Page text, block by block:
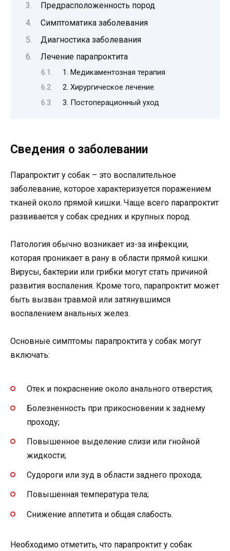
Предрасположенность пород
Симптоматика заболевания
Диагностика заболевания
Лечение парапроктита
1. Медикаментозная терапия
2. Хирургическое лечение
3. Постоперационный уход
Сведения о заболевании
Парапроктит у собак – это воспалительное
заболевание, которое характеризуется поражением
тканей около прямой кишки. Чаще всего парапроктит
развивается у собак средних и крупных пород.
Патология обычно возникает из-за инфекции,
которая проникает в рану в области прямой кишки.
Вирусы, бактерии или грибки могут стать причиной
развития воспаления. Кроме того, парапроктит может
быть вызван травмой или затянувшимся
воспалением анальных желез.
Основные симптомы парапроктита у собак могут
включать:
Отек и покраснение около анального отверстия;
Болезненность при прикосновении к заднему
проходу;
Повышенное выделение слизи или гнойной
жидкости;
Судороги или зуд в области заднего прохода;
Повышенная температура тела;
Снижение аппетита и общая слабость.
Необходимо отметить, что парапроктит у собак